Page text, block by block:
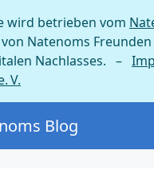
wird betrieben vom
Natenoms
Nachlasses. –
V.
Blog